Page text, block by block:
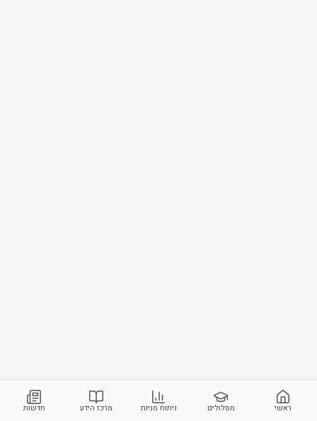
ראשי מסלולים ניתוח מניות מרכז הידע חדשות